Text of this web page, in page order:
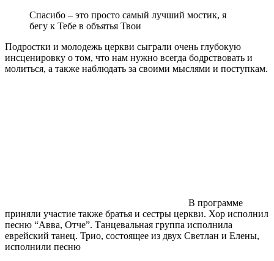
Спасибо – это просто самый лучший мостик, я
бегу к Тебе в объятья Твои
Подростки и молодежь церкви сыграли очень глубокую
инсценировку о том, что нам нужно всегда бодрствовать и
молиться, а также наблюдать за своими мыслями и поступкам.
В программе
приняли участие также братья и сестры церкви. Хор исполнил
песню “Авва, Отче”. Танцевальная группа исполнила
еврейский танец. Трио, состоящее из двух Светлан и Елены,
исполнили песню